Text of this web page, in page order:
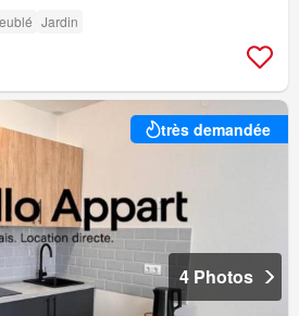
Jardin
très demandée
4 Photos